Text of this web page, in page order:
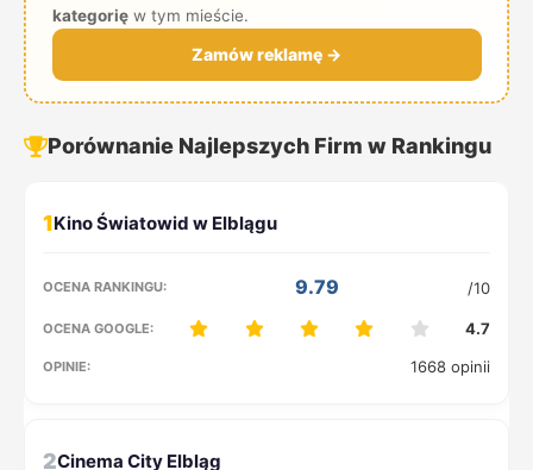
kategorięw tym mieście.
Zamów reklamę →
Porównanie Najlepszych Firm w Rankingu
1
9.79 /10
4.7
1668 opinii
2